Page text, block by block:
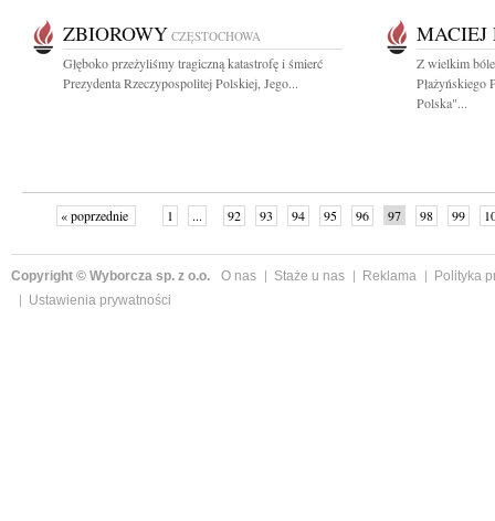
ZBIOROWY CZĘSTOCHOWA
Głęboko przeżyliśmy tragiczną katastrofę i śmierć
Prezydenta Rzeczypospolitej Polskiej, Jego...
Z wielkim
Płażyńskiego
Polska"...
« poprzednie 1 ... 92 93 94 95 96 97 98 99
Copyright © Wyborcza sp. z o.o. O nas Staże u nas Reklama
Polityka
Ustawienia prywatności